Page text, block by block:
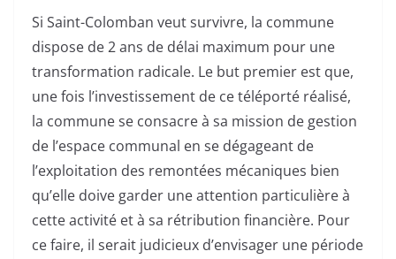
Si Saint-Colomban veut survivre, la commune
dispose de 2 ans de délai maximum pour une
transformation radicale. Le but premier est que,
une fois l’investissement de ce téléporté réalisé,
la commune se consacre à sa mission de gestion
de l’espace communal en se dégageant de
l’exploitation des remontées mécaniques bien
qu’elle doive garder une attention particulière à
cette activité et à sa rétribution financière. Pour
ce faire, il serait judicieux d’envisager une période